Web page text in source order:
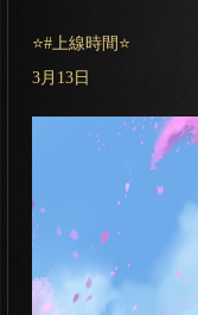
⭐#上線時間⭐
3月13日